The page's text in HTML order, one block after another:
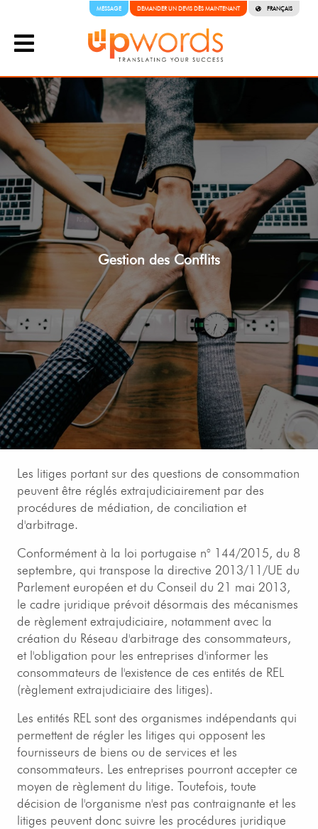
FRANÇAIS
DEMANDER UN DEVIS DÈS MAINTENANT
MESSAGE
Gestion des Conflits
Les litiges portant sur des questions de consommation
peuvent être réglés extrajudiciairement par des
procédures de médiation, de conciliation et
d'arbitrage.
Conformément à la loi portugaise n° 144/2015, du 8
septembre, qui transpose la directive 2013/11/UE du
Parlement européen et du Conseil du 21 mai 2013,
le cadre juridique prévoit désormais des mécanismes
de règlement extrajudiciaire, notamment avec la
création du Réseau d'arbitrage des consommateurs,
et l'obligation pour les entreprises d'informer les
consommateurs de l'existence de ces entités de REL
(règlement extrajudiciaire des litiges).
Les entités REL sont des organismes indépendants qui
permettent de régler les litiges qui opposent les
fournisseurs de biens ou de services et les
consommateurs. Les entreprises pourront accepter ce
moyen de règlement du litige. Toutefois, toute
décision de l'organisme n'est pas contraignante et les
litiges peuvent donc suivre les procédures juridique